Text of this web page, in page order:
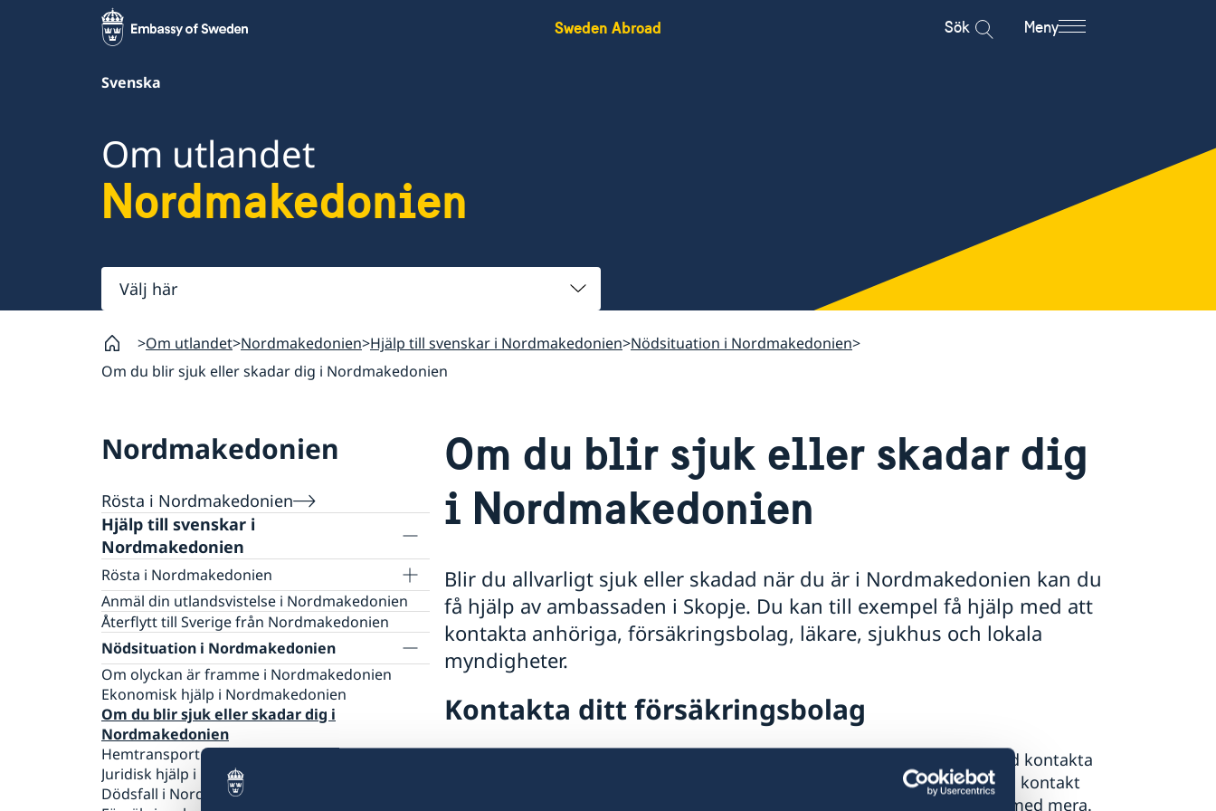
Sweden Abroad Sök Meny
Svenska
Om utlandet
Nordmakedonien
Välj
här
Om utlandet Nordmakedonien Hjälp till svenskar i Nordmakedonien Nödsituation i Nordmakedonien
Om du blir sjuk eller skadar dig i Nordmakedonien
Nordmakedonien
Rösta i Nordmakedonien
Hjälp till svenskar i
Nordmakedonien
Rösta i Nordmakedonien
Öppettider för röstmottagning 2026
Anmäl din utlandsvistelse i Nordmakedonien
Återflytt till Sverige från Nordmakedonien
Nödsituation i Nordmakedonien
Om olyckan är framme i Nordmakedonien
Ekonomisk hjälp i Nordmakedonien
Om du blir sjuk eller skadar dig i
Nordmakedonien
Hemtransport från Nordmakedonien
Juridisk hjälp i Nordmakedonien
Dödsfall i Nordmakedonien
Om du blir sjuk eller skadar dig
i Nordmakedonien
Blir du allvarligt sjuk eller skadad när du är i Nordmakedonien kan du
få hjälp av ambassaden i Skopje. Du kan till exempel få hjälp med att
kontakta anhöriga, försäkringsbolag, läkare, sjukhus och lokala
myndigheter.
Kontakta ditt försäkringsbolag
Blir du allvarligt sjuk eller skadad när du är utomlands ska du i första hand kontakta
ditt försäkringsbolag genom deras larmcentral. De kan hjälpa dig att hålla kontakt
med sjukhus och anhöriga samt arrangera sjuktransport hem till Sverige med mera.